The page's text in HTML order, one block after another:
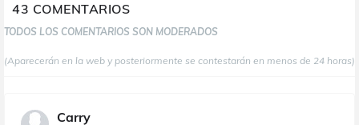
43 COMENTARIOS
TODOS LOS COMENTARIOS SON MODERADOS
(Aparecerán en la web y posteriormente se contestarán en menos de 24 horas)
Carry